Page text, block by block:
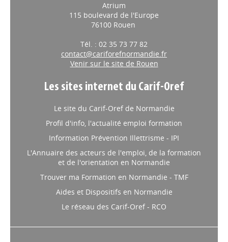
Atrium
115 boulevard de l'Europe
76100 Rouen
Tél. : 02 35 73 77 82
contact@cariforefnormandie.fr
Venir sur le site de Rouen
Les sites internet du Carif-Oref
Le site du Carif-Oref de Normandie
Profil d'info, l'actualité emploi formation
Information Prévention Illettrisme - IPI
L'Annuaire des acteurs de l'emploi, de la formation
et de l'orientation en Normandie
Trouver ma Formation en Normandie - TMF
Aides et Dispositifs en Normandie
Le réseau des Carif-Oref - RCO